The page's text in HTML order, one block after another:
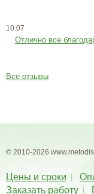
10.07
Отлично все
Все отзывы
© 2010-2026
Цены и сроки
Заказать работу